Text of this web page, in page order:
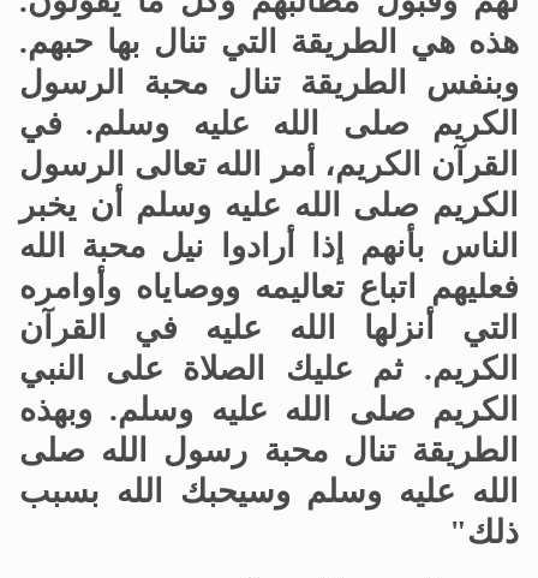
هذه هي الطريقة التي تنال بها حبهم.
وبنفس الطريقة تنال محبة الرسول
الكريم صلى الله عليه وسلم. في
القرآن الكريم، أمر الله تعالى الرسول
الكريم صلى الله عليه وسلم أن يخبر
الناس بأنهم إذا أرادوا نيل محبة الله
فعليهم اتباع تعاليمه ووصاياه وأوامره
التي أنزلها الله عليه في القرآن
الكريم. ثم عليك الصلاة على النبي
الكريم صلى الله عليه وسلم. وبهذه
الطريقة تنال محبة رسول الله صلى
الله عليه وسلم وسيحبك الله بسبب
ذلك"